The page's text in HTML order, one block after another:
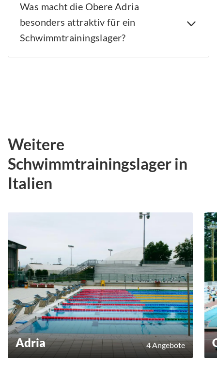
Was macht die Obere Adria
besonders attraktiv für ein
Schwimmtrainingslager?
Weitere
Schwimmtrainingslager in
Italien
Adria 4 Angebote